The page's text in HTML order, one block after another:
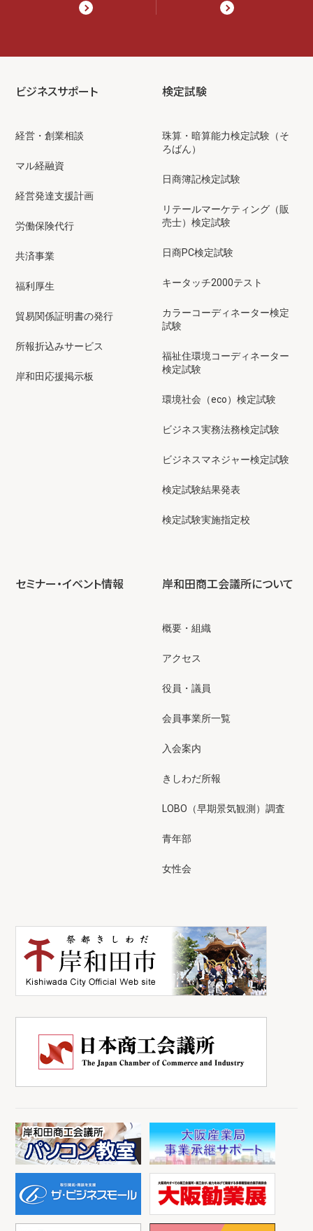
ビジネスサポート
経営・創業相談
マル経融資
経営発達支援計画
労働保険代行
共済事業
福利厚生
貿易関係証明書の発行
所報折込みサービス
岸和田応援掲示板
検定試験
珠算・暗算能力検定試験（そ
ろばん）
日商簿記検定試験
リテールマーケティング（販
売士）検定試験
日商PC検定試験
キータッチ2000テスト
カラーコーディネーター検定
試験
福祉住環境コーディネーター
検定試験
環境社会（eco）検定試験
ビジネス実務法務検定試験
ビジネスマネジャー検定試験
検定試験結果発表
検定試験実施指定校
セミナー・イベント情報 岸和田商工会議所について
概要・組織
アクセス
役員・議員
会員事業所一覧
入会案内
きしわだ所報
LOBO（早期景気観測）調査
青年部
女性会